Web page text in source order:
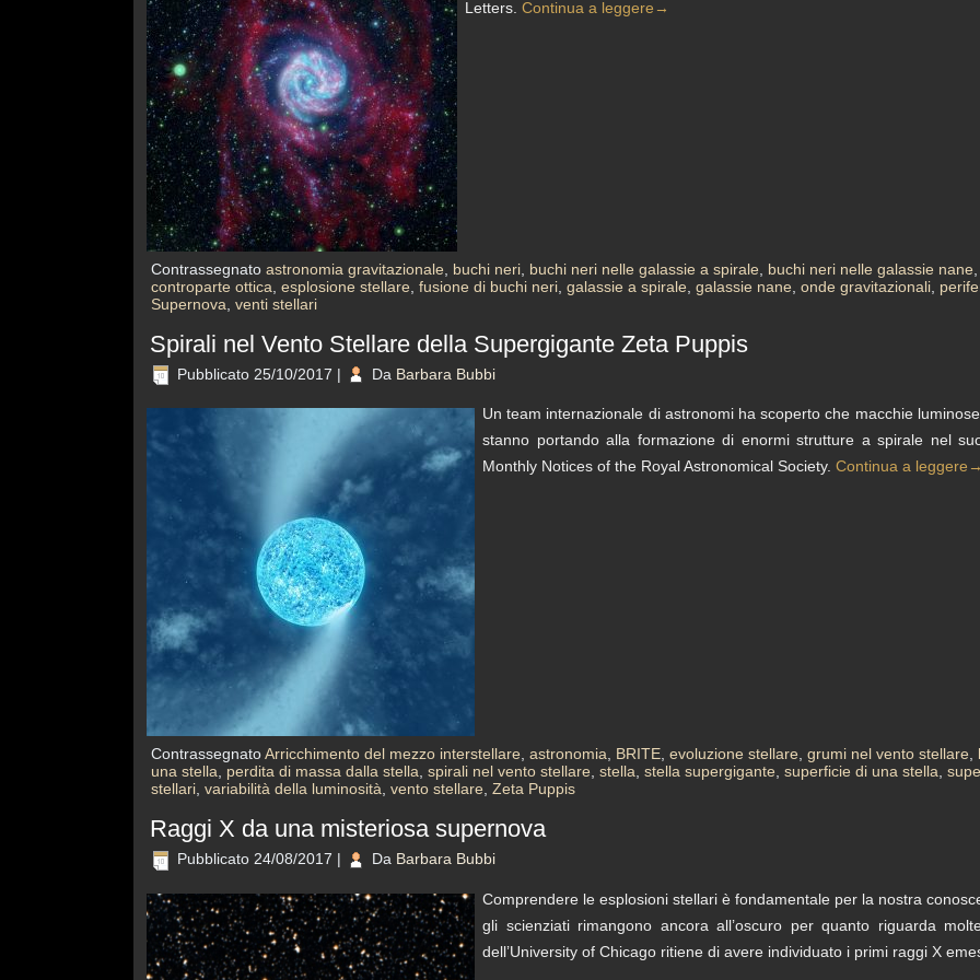
Letters. Continua a leggere →
Contrassegnato astronomia gravitazionale buchi neri buchi neri nelle galassie a spirale buchi neri nelle galassie nane
controparte ottica esplosione stellare fusione di buchi neri galassie a spirale galassie nane onde gravitazionali
Supernova venti stellari
Spirali nel Vento Stellare della Supergigante Zeta Puppis
Pubblicato 25/10/2017 | Da Barbara Bubbi
Un team internazionale di astronomi ha scoperto che macchie
stanno portando alla formazione di enormi strutture a spirale nel
Monthly Notices of the Royal Astronomical Society. Continua a leggere
ContrassegnatoArricchimento del mezzo interstellare, astronomia, BRITE, evoluzione stellare, grumi nel vento stellare,
una stella, perdita di massa dalla stella, spirali nel vento stellare, stella, stella supergigante, superficie di una stella,
stellari, variabilità della luminosità, vento stellare, Zeta Puppis
Raggi X da una misteriosa supernova
Pubblicato 24/08/2017 | Da Barbara Bubbi
Comprendere le esplosioni stellari è fondamentale per la nostra
gli scienziati rimangono ancora all’oscuro per quanto riguarda
dell’University of Chicago ritiene di avere individuato i primi raggi X